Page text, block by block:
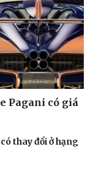
Pagani có giá
thay đổi ở hạng